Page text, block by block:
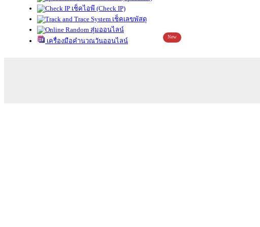
เช็คไอพี (Check IP)
เช็คเลขพัสดุ
สุ่มออนไลน์
เครื่องมือคำนวณวันออนไลน์
New